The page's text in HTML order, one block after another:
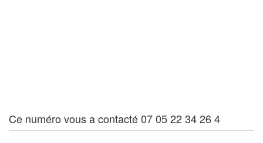
Ce numéro vous a contacté 07 05 22 34 26 4